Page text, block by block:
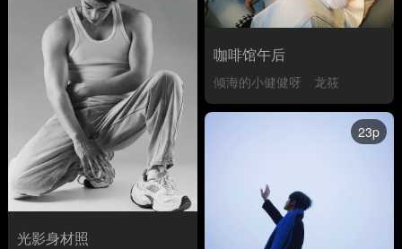
咖啡馆午后
倾海的小健健呀 龙筱
光影身材照
23p